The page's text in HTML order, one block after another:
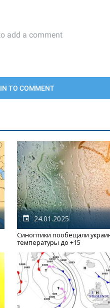
24.01.2025
Синоптики пообещали
температуры до +15